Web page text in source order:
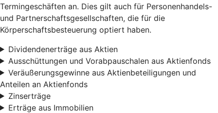
Termingeschäften an. Dies gilt auch für Personenhandels-
und Partnerschaftsgesellschaften, die für die
Körperschaftsbesteuerung optiert haben.
Dividendenerträge aus Aktien
Ausschüttungen und Vorabpauschalen aus Aktienfonds
Veräußerungsgewinne aus Aktienbeteiligungen und
Anteilen an Aktienfonds
Zinserträge
Erträge aus Immobilien